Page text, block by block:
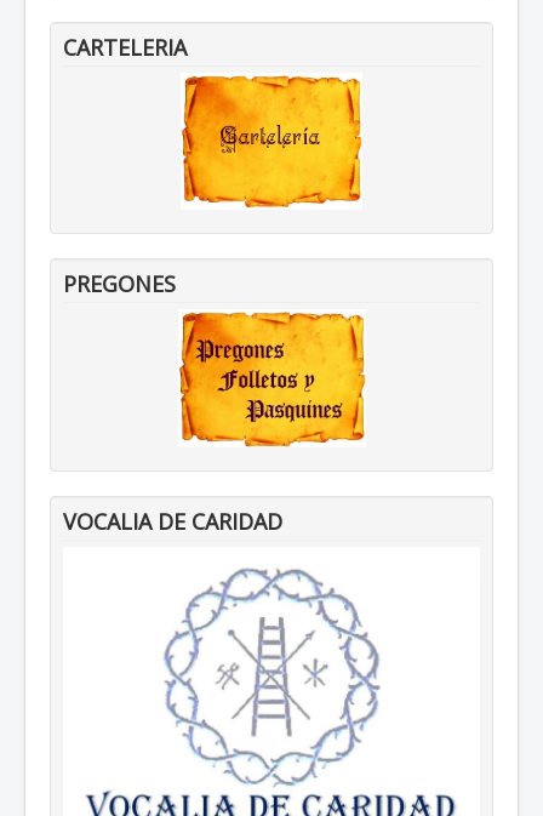
CARTELERIA
PREGONES
VOCALIA DE CARIDAD